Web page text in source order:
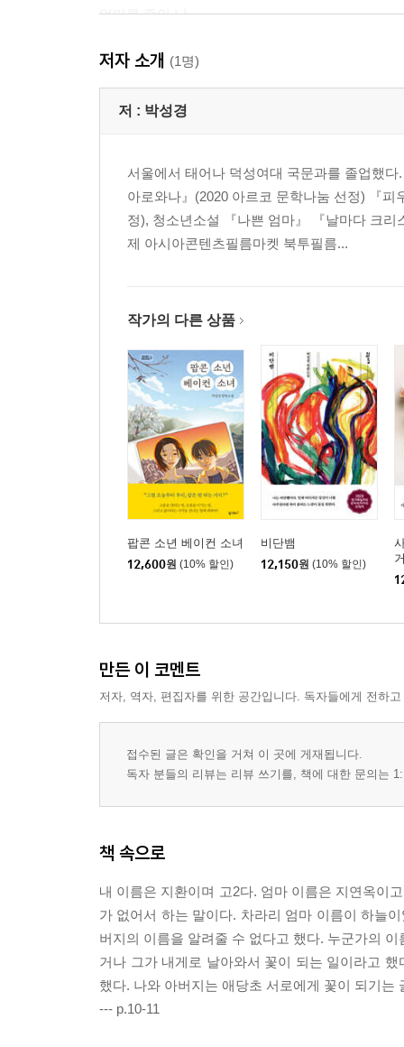
엄마를 죽인 날
모전자전
기본과 상식
전갈과 개구리
비긴 어게인
사랑은 그런 게 아니야
어울리는 것과 그럴듯한 것
그럴듯하게 어울리는 것
작가의 말
저자 소개 (1명)
저 : 박성경
서울에서 태어나 덕성여대 국문과를 졸업했
아로와나』(2020 아르코 문학나눔 선정) 『
정), 청소년소설 『나쁜 엄마』 『날마다 크
제 아시아콘텐츠필름마켓 북투필름...
작가의 다른 상품
팝콘 소년 베이컨 소녀
12,600원 (10% 할인)
비단뱀
12,150원 (10% 할인)
만든 이 코멘트
저자, 역자, 편집자를 위한 공간입니다. 독자들에게 전하
접수된 글은 확인을 거쳐 이 곳에 게재됩니다.
독자 분들의 리뷰는 리뷰 쓰기를, 책에 대한 문의는
책 속으로
내 이름은 지환이며 고2다. 엄마 이름은 지연옥이
가 없어서 하는 말이다. 차라리 엄마 이름이 하늘
버지의 이름을 알려줄 수 없다고 했다. 누군가의
거나 그가 내게로 날아와서 꽃이 되는 일이라고
했다. 나와 아버지는 애당초 서로에게 꽃이 되기
--- p.10-11